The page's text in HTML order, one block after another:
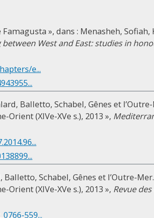
», dans : Menasheh,
West and East: studies in
e...
Balletto, Schabel, Gênes et
(XIVe-XVe s.), 2013 »,
Schabel, Gênes et l’Outre-
(XIVe-XVe s.), 2013 », Revue
559...